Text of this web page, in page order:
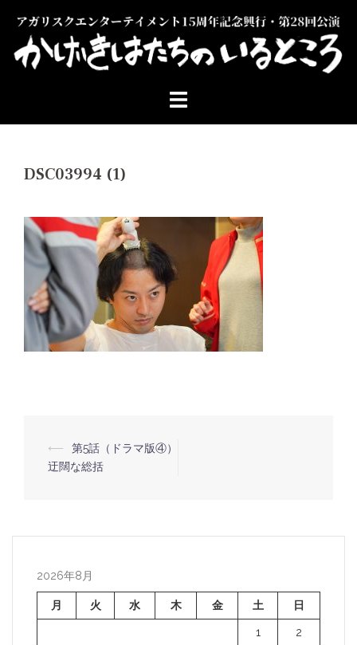
DSC03994 (1)
投
ビ
ー
シ
ョ
⟵
第5話（ドラマ版④）
迂闊な総括
2026年8月
月 火 水 木 金 土 日
1 2